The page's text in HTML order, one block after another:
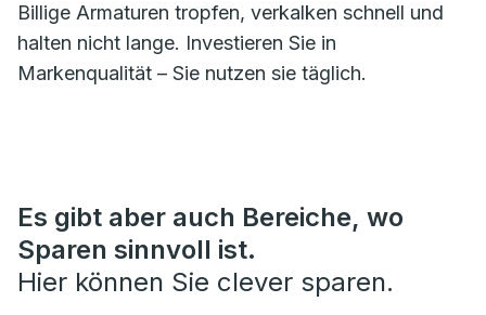
Billige Armaturen tropfen, verkalken schnell und
halten nicht lange. Investieren Sie in
Markenqualität – Sie nutzen sie täglich.
Es gibt aber auch Bereiche, wo
Sparen sinnvoll ist.
Hier können Sie clever sparen.